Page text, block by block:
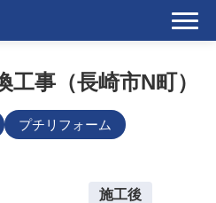
事（長崎市N町）
プチリフォーム
施工後